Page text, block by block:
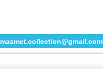
masmet.collection@gmail.com